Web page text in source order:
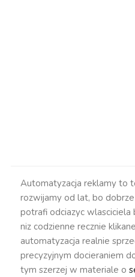
Automatyzacja reklamy to
rozwijamy od lat, bo
potrafi odciazyc wlasciciela
niz codzienne recznie
automatyzacja realnie
precyzyjnym docieraniem
tym szerzej w materiale o